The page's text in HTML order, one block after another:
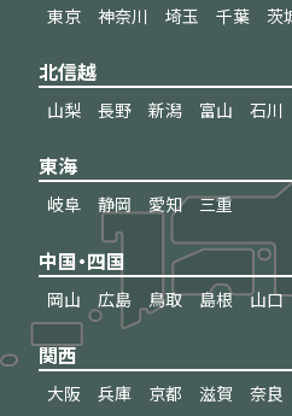
東京 神奈川 埼玉 千葉 茨
北信越
山梨 長野 新潟 富山 石川
東海
岐阜 静岡 愛知 三重
中国・四国
岡山 広島 鳥取 島根 山口
関西
大阪 兵庫 京都 滋賀 奈良